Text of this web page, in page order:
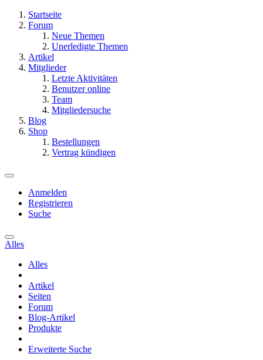
Startseite
Forum
Neue Themen
Unerledigte Themen
Artikel
Mitglieder
Letzte Aktivitäten
Benutzer online
Team
Mitgliedersuche
Blog
Shop
Bestellungen
Vertrag kündigen
Anmelden
Registrieren
Suche
Alles
Alles
Artikel
Seiten
Forum
Blog-Artikel
Produkte
Erweiterte Suche